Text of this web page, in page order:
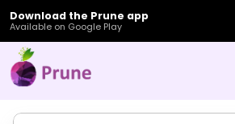
Download the Prune app
Available on Google Play